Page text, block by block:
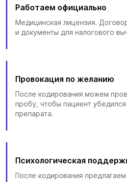
Работаем официально
Медицинская лицензия.
и документы для налогового
Провокация по желанию
После кодирования можем
пробу, чтобы пациент
препарата.
Психологическая
После кодирования предлагаем